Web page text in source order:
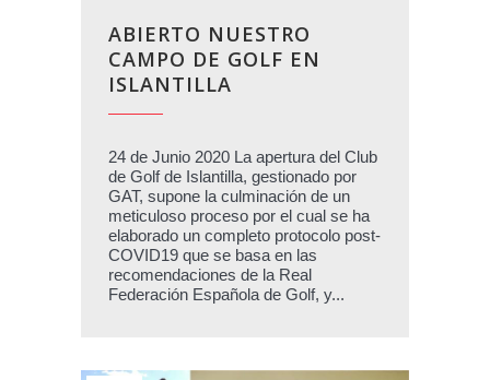
ABIERTO NUESTRO
CAMPO DE GOLF EN
ISLANTILLA
24 de Junio 2020 La apertura del Club
de Golf de Islantilla, gestionado por
GAT, supone la culminación de un
meticuloso proceso por el cual se ha
elaborado un completo protocolo post-
COVID19 que se basa en las
recomendaciones de la Real
Federación Española de Golf, y...